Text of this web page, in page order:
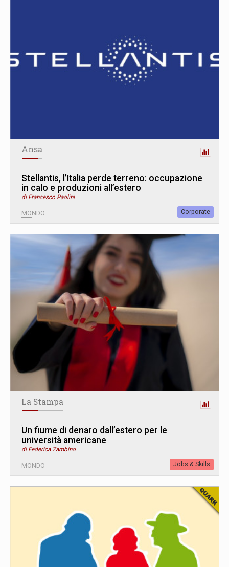
Ansa
Stellantis, l’Italia perde terreno: occupazione
in calo e produzioni all’estero
di Francesco Paolini
MONDO Corporate
La Stampa
Un fiume di denaro dall’estero per le
università americane
di Federica Zambino
MONDO Jobs & Skills